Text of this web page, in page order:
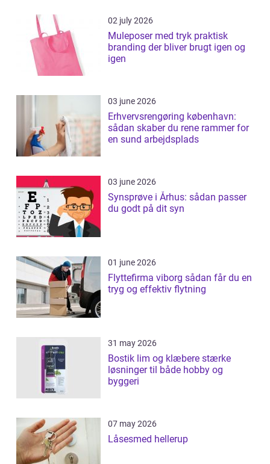
02 july 2026
Muleposer med tryk praktisk
branding der bliver brugt igen og
igen
03 june 2026
Erhvervsrengøring københavn:
sådan skaber du rene rammer for
en sund arbejdsplads
03 june 2026
Synsprøve i Århus: sådan passer
du godt på dit syn
01 june 2026
Flyttefirma viborg sådan får du en
tryg og effektiv flytning
31 may 2026
Bostik lim og klæbere stærke
løsninger til både hobby og
byggeri
07 may 2026
Låsesmed hellerup